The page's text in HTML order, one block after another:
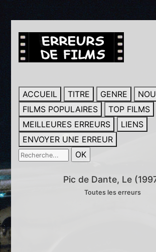
ACCUEIL TITRE GENRE
FILMS POPULAIRES
TOP FILMS
MEILLEURES ERREURS
LIENS
ENVOYER UNE ERREUR
Pic de Dante, Le
Toutes les erreurs